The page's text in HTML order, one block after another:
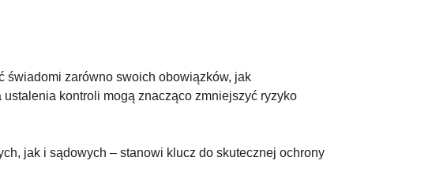
świadomi zarówno swoich obowiązków, jak
ustalenia kontroli mogą znacząco zmniejszyć ryzyko
jak i sądowych – stanowi klucz do skutecznej ochrony